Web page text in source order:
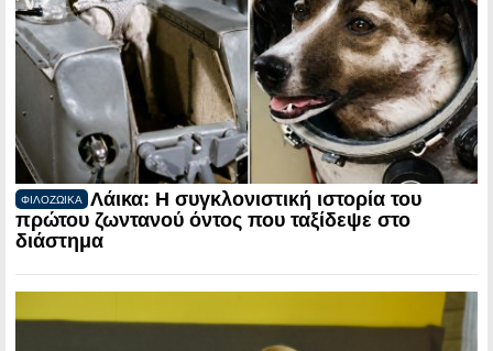
ΦΙΛΟΖΩΙΚΑ
Λάικα: Η συγκλονιστική ιστορία του
πρώτου ζωντανού όντος που ταξίδεψε στο
διάστημα